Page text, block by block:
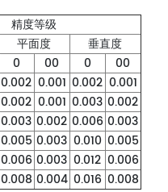
精度等级
平面度
垂直度
0 00 0
00
0.002 0.001 0.002 0.001
0.002 0.001 0.003 0.002
0.003 0.002 0.006 0.003
0.005 0.003 0.010 0.005
0.006 0.003 0.012 0.006
0.008 0.004 0.016 0.008